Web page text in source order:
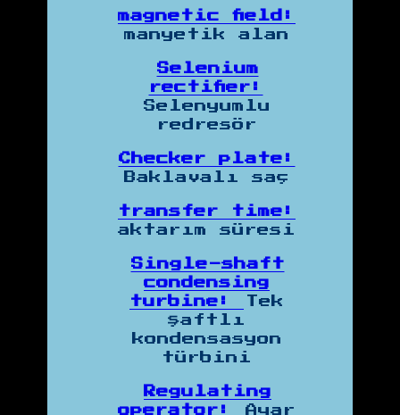
magnetic field:
manyetik alan
Selenium
rectifier:
Selenyumlu
redresör
Checker plate:
Baklavalı saç
transfer time:
aktarım süresi
Single-shaft
condensing
turbine:
Tek
şaftlı
kondensasyon
türbini
Regulating
operator:
Ayar